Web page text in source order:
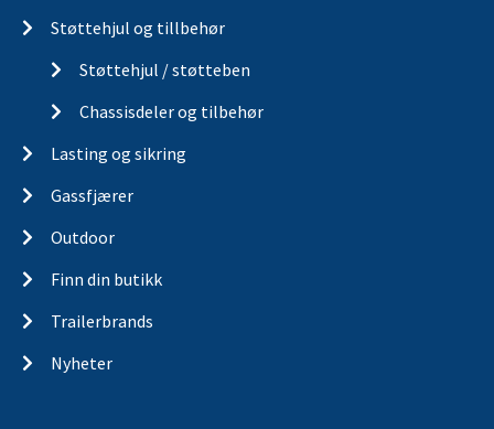
Støttehjul og tillbehør
Støttehjul / støtteben
Chassisdeler og tilbehør
Lasting og sikring
Gassfjærer
Outdoor
Finn din butikk
Trailerbrands
Nyheter